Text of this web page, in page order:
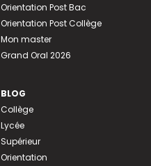
Orientation Post Bac
Orientation Post Collège
Mon master
Grand Oral 2026
BLOG
Collège
Lycée
Supérieur
Orientation